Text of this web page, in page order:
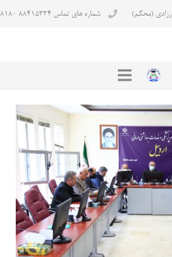
(محکم) شماره های تماس ۸۸۴۱۵۳۳۴ ۸۸۴۳۸۱۸۰